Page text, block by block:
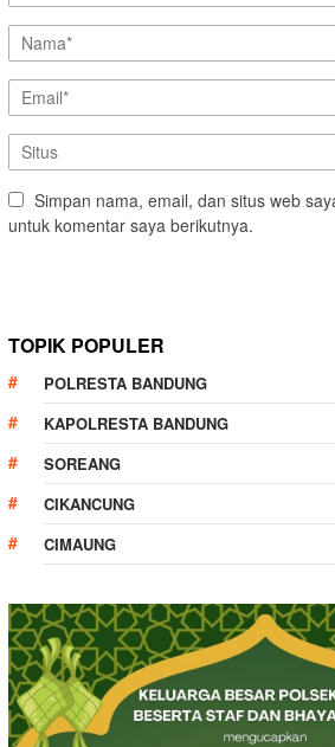
Simpan nama, email, dan situs web
untuk komentar saya berikutnya.
TOPIK POPULER
POLRESTA BANDUNG
KAPOLRESTA BANDUNG
SOREANG
CIKANCUNG
CIMAUNG